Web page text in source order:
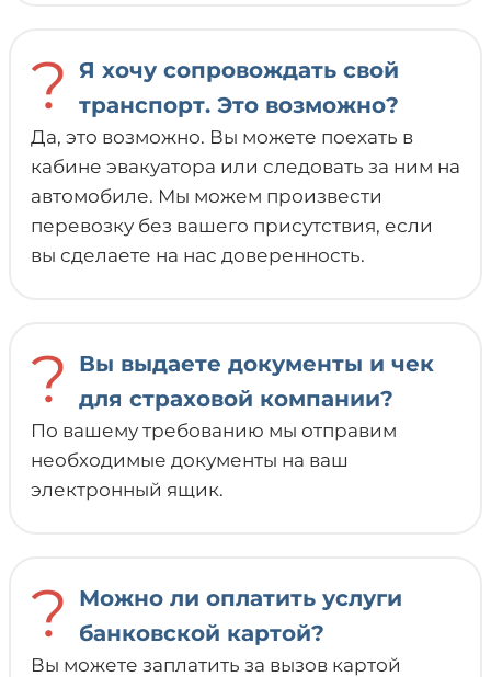
? Я хочу сопровождать свой
транспорт. Это возможно?
Да, это возможно. Вы можете поехать в
кабине эвакуатора или следовать за ним на
автомобиле. Мы можем произвести
перевозку без вашего присутствия, если
вы сделаете на нас доверенность.
?
Вы выдаете документы и чек
для страховой компании?
По вашему требованию мы отправим
необходимые документы на ваш
электронный ящик.
?
Можно ли оплатить услуги
банковской картой?
Вы можете заплатить за вызов картой